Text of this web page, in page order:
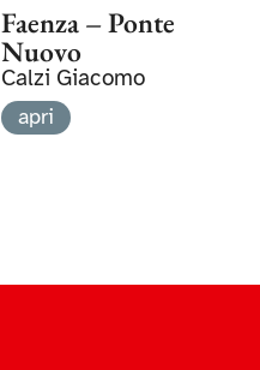
Faenza – Ponte
Nuovo
Calzi Giacomo
apri